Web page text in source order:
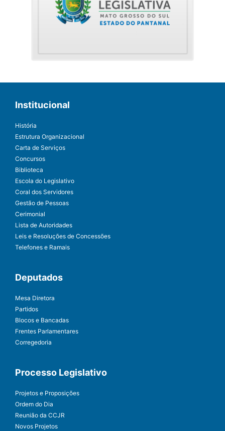
Institucional
História
Estrutura Organizacional
Carta de Serviços
Concursos
Biblioteca
Escola do Legislativo
Coral dos Servidores
Gestão de Pessoas
Cerimonial
Lista de Autoridades
Leis e Resoluções de Concessões
Telefones e Ramais
Deputados
Mesa Diretora
Partidos
Blocos e Bancadas
Frentes Parlamentares
Corregedoria
Processo Legislativo
Projetos e Proposições
Ordem do Dia
Reunião da CCJR
Novos Projetos